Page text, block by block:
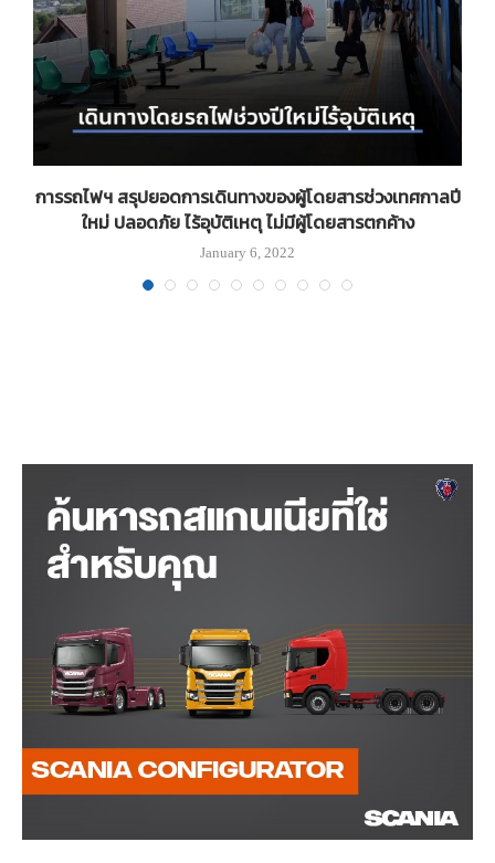
การรถไฟฯ สรุปยอดการเดินทางของผู้โดยสารช่วงเทศกาลปี
ใหม่ ปลอดภัย ไร้อุบัติเหตุ ไม่มีผู้โดยสารตกค้าง
January 6, 2022